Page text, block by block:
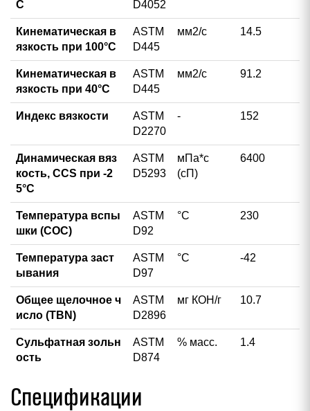
С D4052
Кинематическая в
язкость при 100°С
ASTM
D445
мм2/с 14.5
Кинематическая в
язкость при 40°С
ASTM
D445
мм2/с 91.2
Индекс вязкости
ASTM
D2270
- 152
Динамическая вяз
кость, CCS при -2
5°С
ASTM
D5293
мПа*с
(сП)
6400
Температура вспы
шки (COC)
ASTM
D92
°С 230
Температура заст
ывания
ASTM
D97
°С -42
Общее щелочное ч
исло (TBN)
ASTM
D2896
мг КОН/г 10.7
Сульфатная зольн
ость
ASTM
D874
% масс. 1.4
Спецификации